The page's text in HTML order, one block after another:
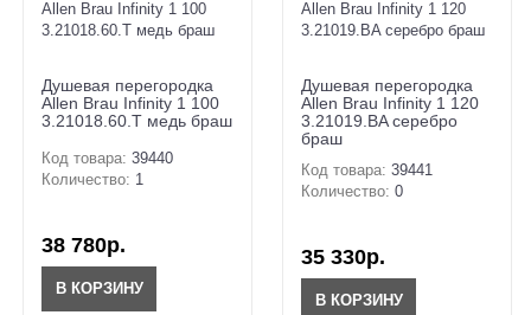
Душевая перегородка
Allen Brau Infinity 1 100
3.21018.60.T медь браш
Код товара: 39440
Количество: 1
38 780р.
В КОРЗИНУ
Душевая перегородка
Allen Brau Infinity 1 120
3.21019.BA серебро
браш
Код товара: 39441
Количество: 0
35 330р.
В КОРЗИНУ